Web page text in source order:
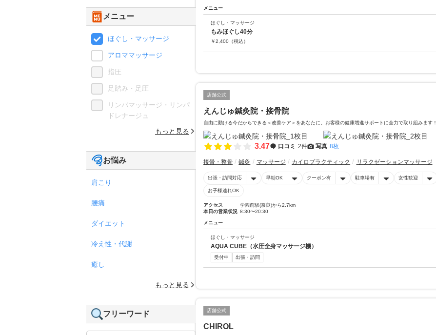
メニュー
ほぐし・マッサージ
もみほぐし40分
￥2,400 （税込）
店舗公式
えんじゅ鍼灸院・接骨院
自由に動ける今だからできる＜改善ケア＞をあなたに。お客様の健康増進サポートに全力で取り組みます！
3.47 口コミ 2件 写真 8枚
接骨・整骨 鍼灸 マッサージ カイロプラクティック リラクゼーションマッサージ
出張・訪問対応 早朝OK クーポン有 駐車場有 女性歓迎
お子様連れOK
アクセス
学園前駅(奈良)から2.7km
本日の営業状況 8:30〜20:30
メニュー
ほぐし・マッサージ
AQUA CUBE（水圧全身マッサージ機）
受付中 出張・訪問
店舗公式
CHIROL
メニュー
ほぐし・マッサージ
アロママッサージ
指圧
足踏み・足圧
リンパマッサージ・リンパ
ドレナージュ
もっと見る
お悩み
肩こり
腰痛
ダイエット
冷え性・代謝
癒し
もっと見る
フリーワード